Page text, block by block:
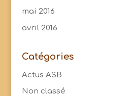
mai 2016
avril 2016
Catégories
Actus ASB
Non classé